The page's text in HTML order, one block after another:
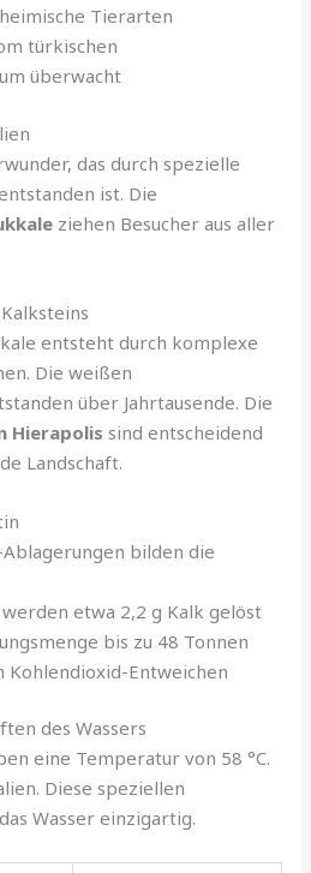
Tierarten
türkischen
überwacht
das durch spezielle
ist. Die
ziehen Besucher aus aller
entsteht durch komplexe
Die weißen
über Jahrtausende. Die
Hierapolis sind entscheidend
Landschaft.
bilden die
etwa 2,2 g Kalk gelöst
bis zu 48 Tonnen
Kohlendioxid-Entweichen
des Wassers
eine Temperatur von 58 °C.
Diese speziellen
Wasser einzigartig.